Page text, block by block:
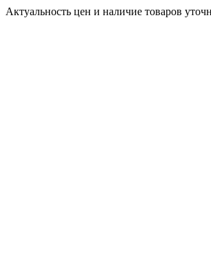
Актуальность цен и наличие товаров